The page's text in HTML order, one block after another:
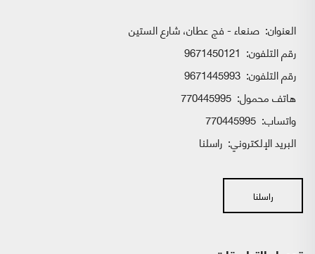
العنوان: صنعاء - فج عطان، شارع الستين
رقم التلفون: 9671450121
رقم التلفون: 9671445993
هاتف محمول: 770445995
واتساب:
البريد الإلكتروني: راسلنا
راسلنا